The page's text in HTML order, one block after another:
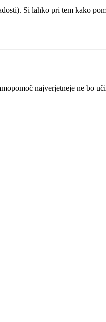
Si lahko pri tem kako
najverjetneje ne bo